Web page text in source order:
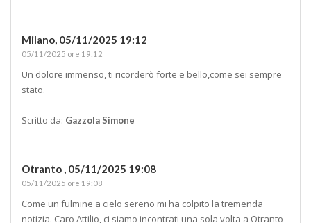
Milano, 05/11/2025 19:12
05/11/2025 ore 19:12
Un dolore immenso, ti ricorderò forte e bello,come sei sempre
stato.
Scritto da: Gazzola Simone
Otranto , 05/11/2025 19:08
05/11/2025 ore 19:08
Come un fulmine a cielo sereno mi ha colpito la tremenda
notizia. Caro Attilio, ci siamo incontrati una sola volta a Otranto